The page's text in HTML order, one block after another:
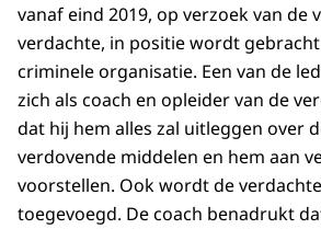
vanaf eind 2019, op verzoek van de
verdachte, in positie wordt
criminele organisatie. Een van de
zich als coach en opleider van de
dat hij hem alles zal uitleggen over
verdovende middelen en hem aan
voorstellen. Ook wordt de
toegevoegd. De coach benadrukt